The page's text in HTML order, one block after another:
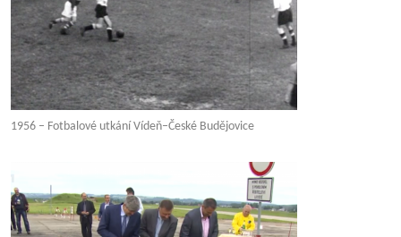
1956 – Fotbalové utkání Vídeň–České Budějovice